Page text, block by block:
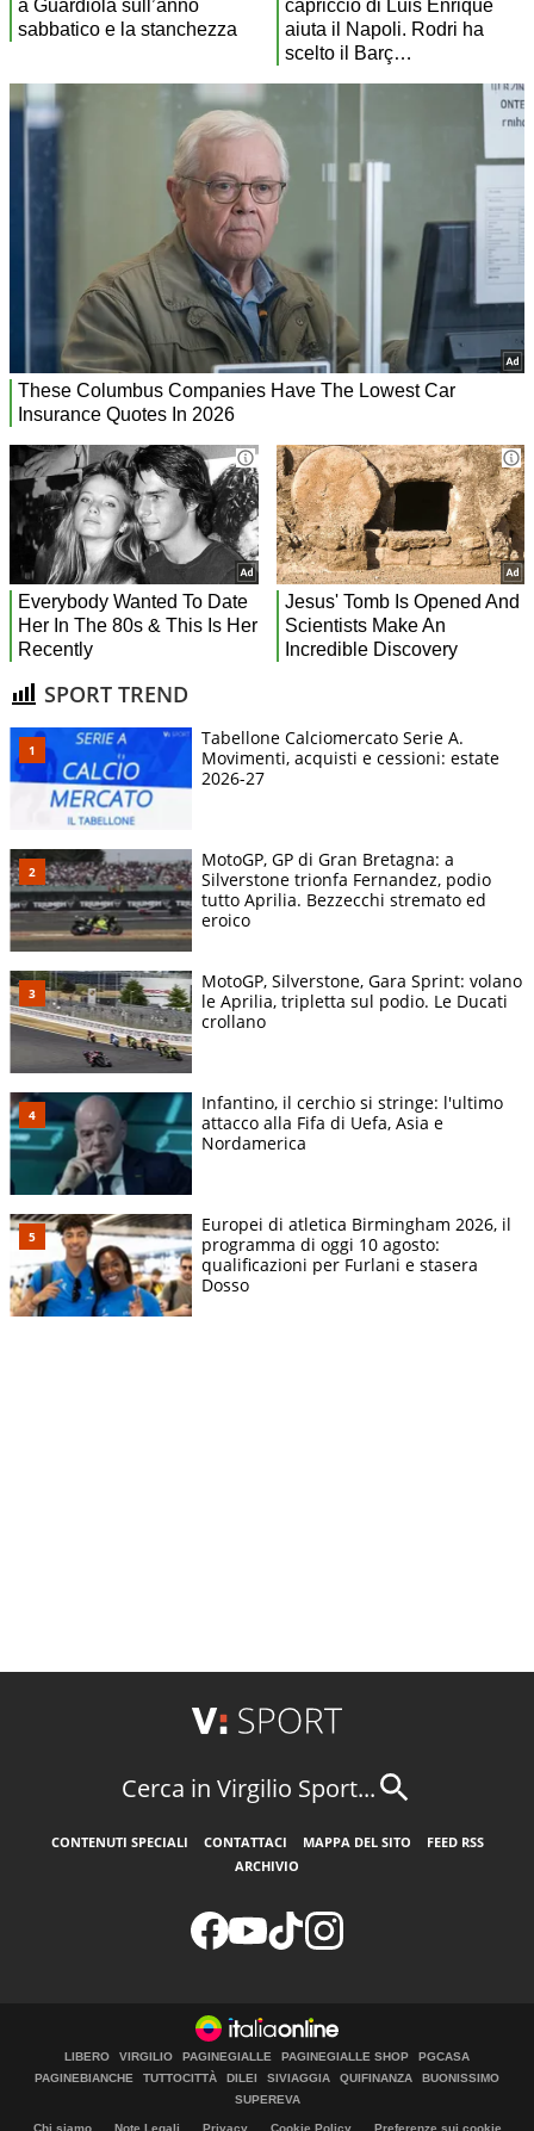
SPORT TREND
Tabellone Calciomercato Serie A.
Movimenti, acquisti e cessioni: estate
2026-27
MotoGP, GP di Gran Bretagna: a
Silverstone trionfa Fernandez, podio
tutto Aprilia. Bezzecchi stremato ed
eroico
MotoGP, Silverstone, Gara Sprint: volano
le Aprilia, tripletta sul podio. Le Ducati
crollano
Infantino, il cerchio si stringe: l'ultimo
attacco alla Fifa di Uefa, Asia e
Nordamerica
Europei di atletica Birmingham 2026, il
programma di oggi 10 agosto:
qualificazioni per Furlani e stasera
Dosso
Cerca in Virgilio Sport...
CONTENUTI SPECIALI CONTATTACI MAPPA DEL SITO
FEED RSS
ARCHIVIO
LIBERO VIRGILIO PAGINEGIALLE PAGINEGIALLE SHOP
PGCASA
PAGINEBIANCHE
TUTTOCITTÀ DILEI SIVIAGGIA QUIFINANZA
BUONISSIMO
SUPEREVA